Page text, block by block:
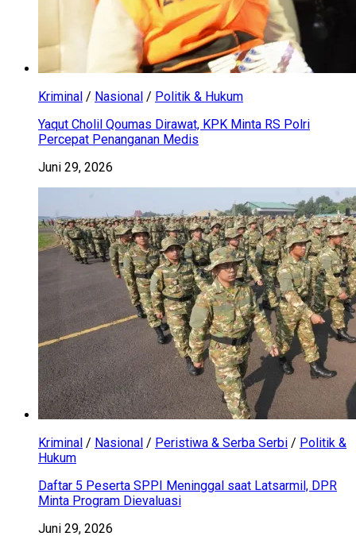
Kriminal / Nasional / Politik & Hukum
Yaqut Cholil Qoumas Dirawat, KPK Minta RS Polri
Percepat Penanganan Medis
Juni 29, 2026
Kriminal / Nasional / Peristiwa & Serba Serbi / Politik &
Hukum
Daftar 5 Peserta SPPI Meninggal saat Latsarmil, DPR
Minta Program Dievaluasi
Juni 29, 2026